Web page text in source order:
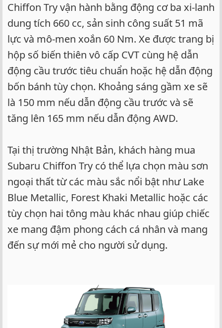
Chiffon Try vận hành bằng động cơ ba xi-lanh
dung tích 660 cc, sản sinh công suất 51 mã
lực và mô-men xoắn 60 Nm. Xe được trang bị
hộp số biến thiên vô cấp CVT cùng hệ dẫn
động cầu trước tiêu chuẩn hoặc hệ dẫn động
bốn bánh tùy chọn. Khoảng sáng gầm xe sẽ
là 150 mm nếu dẫn động cầu trước và sẽ
tăng lên 165 mm nếu dẫn động AWD.
Tại thị trường Nhật Bản, khách hàng mua
Subaru Chiffon Try có thể lựa chọn màu sơn
ngoại thất từ các màu sắc nổi bật như Lake
Blue Metallic, Forest Khaki Metallic hoặc các
tùy chọn hai tông màu khác nhau giúp chiếc
xe mang đậm phong cách cá nhân và mang
đến sự mới mẻ cho người sử dụng.